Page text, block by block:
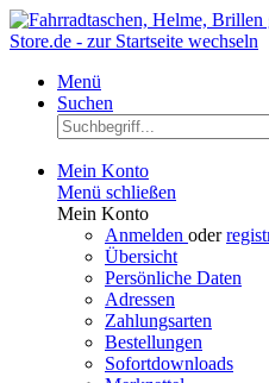
Menü
Suchen
Mein Konto
Menü schließen
Mein Konto
Anmelden oder
Übersicht
Persönliche Daten
Adressen
Zahlungsarten
Bestellungen
Sofortdownloads